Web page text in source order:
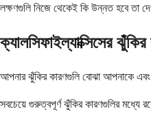
লক্ষণগুলি নিজে থেকেই কি উন্নত হবে তা
ক্যালসিফাইল্যাক্সিসের
আপনার ঝুঁকির কারণগুলি বোঝা আপনাকে এবং
সবচেয়ে গুরুত্বপূর্ণ ঝুঁকির কারণগুলির মধ্যে